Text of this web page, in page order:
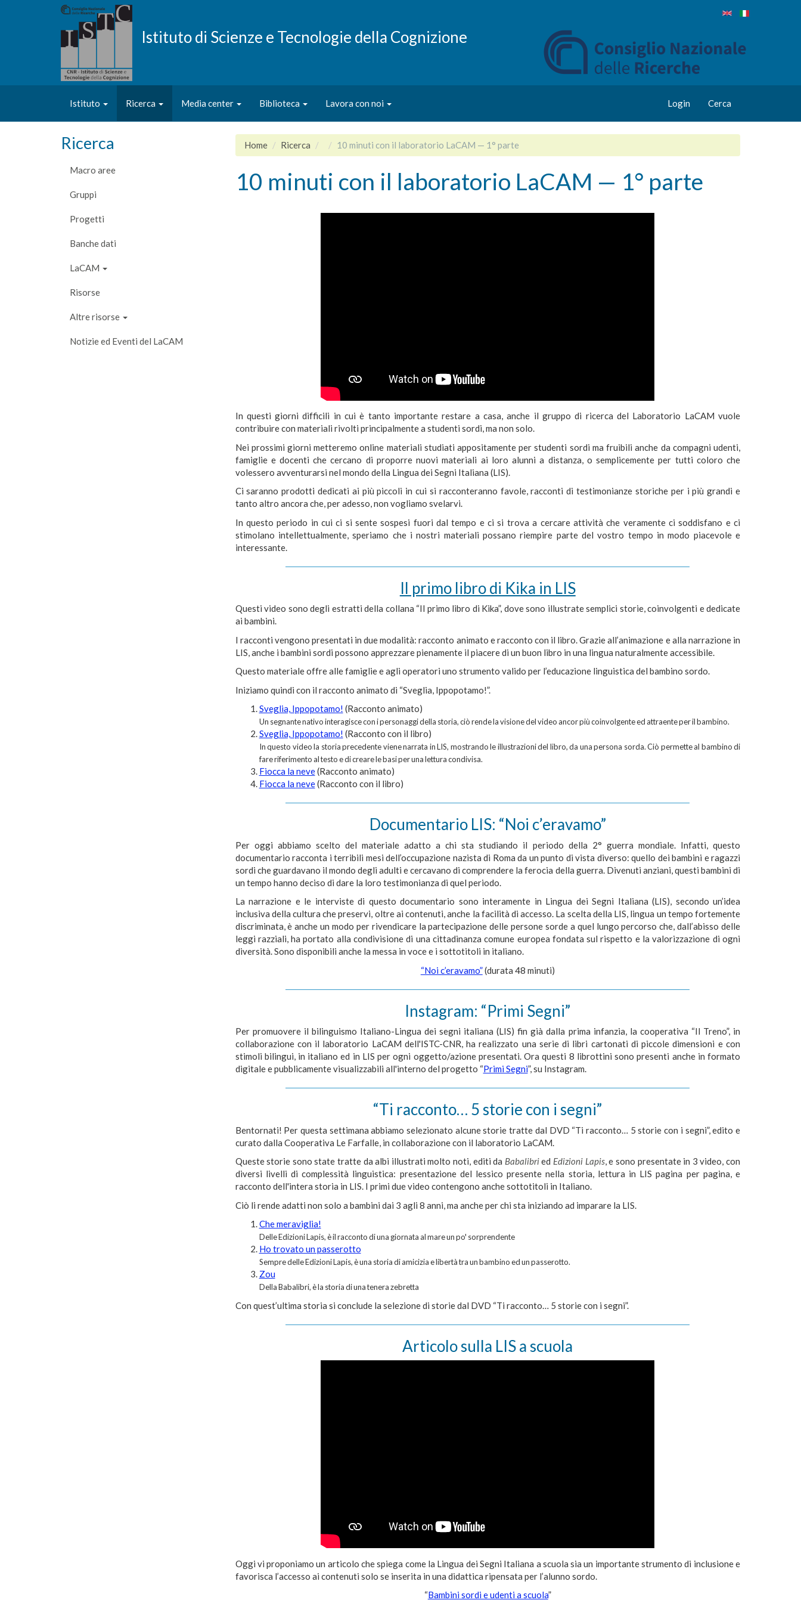
Istituto di Scienze e Tecnologie della Cognizione
Istituto Ricerca Media center Biblioteca Lavora con noi Login Cerca
Ricerca
Macro aree
Gruppi
Progetti
Banche dati
LaCAM
Risorse
Altre risorse
Notizie ed Eventi del LaCAM
Home Ricerca 10 minuti con il laboratorio LaCAM — 1° parte
10 minuti con il laboratorio LaCAM — 1° parte
In questi giorni difficili in cui è tanto importante restare a casa, anche il gruppo di ricerca del Laboratorio LaCAM vuole
contribuire con materiali rivolti principalmente a studenti sordi, ma non solo.
Nei prossimi giorni metteremo online materiali studiati appositamente per studenti sordi ma fruibili anche da compagni udenti,
famiglie e docenti che cercano di proporre nuovi materiali ai loro alunni a distanza, o semplicemente per tutti coloro che
volessero avventurarsi nel mondo della Lingua dei Segni Italiana (LIS).
Ci saranno prodotti dedicati ai più piccoli in cui si racconteranno favole, racconti di testimonianze storiche per i più grandi e
tanto altro ancora che, per adesso, non vogliamo svelarvi.
In questo periodo in cui ci si sente sospesi fuori dal tempo e ci si trova a cercare attività che veramente ci soddisfano e ci
stimolano intellettualmente, speriamo che i nostri materiali possano riempire parte del vostro tempo in modo piacevole e
interessante.
Il primo libro di Kika in LIS
Questi video sono degli estratti della collana “Il primo libro di Kika”, dove sono illustrate semplici storie, coinvolgenti e dedicate
ai bambini.
I racconti vengono presentati in due modalità: racconto animato e racconto con il libro. Grazie all’animazione e alla narrazione in
LIS, anche i bambini sordi possono apprezzare pienamente il piacere di un buon libro in una lingua naturalmente accessibile.
Questo materiale offre alle famiglie e agli operatori uno strumento valido per l’educazione linguistica del bambino sordo.
Iniziamo quindi con il racconto animato di “Sveglia, Ippopotamo!”.
Sveglia, Ippopotamo! (Racconto animato)
Un segnante nativo interagisce con i personaggi della storia, ciò rende la visione del video ancor più coinvolgente ed attraente per il bambino.
Sveglia, Ippopotamo! (Racconto con il libro)
In questo video la storia precedente viene narrata in LIS, mostrando le illustrazioni del libro, da una persona sorda. Ciò permette al bambino di
fare riferimento al testo e di creare le basi per una lettura condivisa.
Fiocca la neve(Racconto animato)
Fiocca la neve(Racconto con il libro)
Documentario LIS: “Noi c’eravamo”
Per oggi abbiamo scelto del materiale adatto a chi sta studiando il periodo della 2° guerra mondiale. Infatti, questo
documentario racconta i terribili mesi dell’occupazione nazista di Roma da un punto di vista diverso: quello dei bambini e ragazzi
sordi che guardavano il mondo degli adulti e cercavano di comprendere la ferocia della guerra. Divenuti anziani, questi bambini di
un tempo hanno deciso di dare la loro testimonianza di quel periodo.
La narrazione e le interviste di questo documentario sono interamente in Lingua dei Segni Italiana (LIS), secondo un’idea
inclusiva della cultura che preservi, oltre ai contenuti, anche la facilità di accesso. La scelta della LIS, lingua un tempo fortemente
discriminata, è anche un modo per rivendicare la partecipazione delle persone sorde a quel lungo percorso che, dall’abisso delle
leggi razziali, ha portato alla condivisione di una cittadinanza comune europea fondata sul rispetto e la valorizzazione di ogni
diversità. Sono disponibili anche la messa in voce e i sottotitoli in italiano.
“Noi c’eravamo”(durata 48 minuti)
Instagram: “Primi Segni”
Per promuovere il bilinguismo Italiano-Lingua dei segni italiana (LIS) fin già dalla prima infanzia, la cooperativa “Il Treno”, in
collaborazione con il laboratorio LaCAM dell'ISTC-CNR, ha realizzato una serie di libri cartonati di piccole dimensioni e con
stimoli bilingui, in italiano ed in LIS per ogni oggetto/azione presentati. Ora questi 8 librottini sono presenti anche in formato
digitale e pubblicamente visualizzabili all'interno del progetto “Primi Segni”, su Instagram.
“Ti racconto… 5 storie con i segni”
Bentornati! Per questa settimana abbiamo selezionato alcune storie tratte dal DVD “Ti racconto… 5 storie con i segni”, edito e
curato dalla Cooperativa Le Farfalle, in collaborazione con il laboratorio LaCAM.
Queste storie sono state tratte da albi illustrati molto noti, editi da Babalibried Edizioni Lapis, e sono presentate in 3 video, con
diversi livelli di complessità linguistica: presentazione del lessico presente nella storia, lettura in LIS pagina per pagina, e
racconto dell'intera storia in LIS. I primi due video contengono anche sottotitoli in Italiano.
Ciò li rende adatti non solo a bambini dai 3 agli 8 anni, ma anche per chi sta iniziando ad imparare la LIS.
Che meraviglia!
Delle Edizioni Lapis, è il racconto di una giornata al mare un po' sorprendente
Ho trovato un passerotto
Sempre delle Edizioni Lapis, è una storia di amicizia e libertà tra un bambino ed un passerotto.
Zou
Della Babalibri, è la storia di una tenera zebretta
Con quest’ultima storia si conclude la selezione di storie dal DVD “Ti racconto… 5 storie con i segni”.
Articolo sulla LIS a scuola
Oggi vi proponiamo un articolo che spiega come la Lingua dei Segni Italiana a scuola sia un importante strumento di inclusione e
favorisca l’accesso ai contenuti solo se inserita in una didattica ripensata per l’alunno sordo.
“Bambini sordi e udenti a scuola”